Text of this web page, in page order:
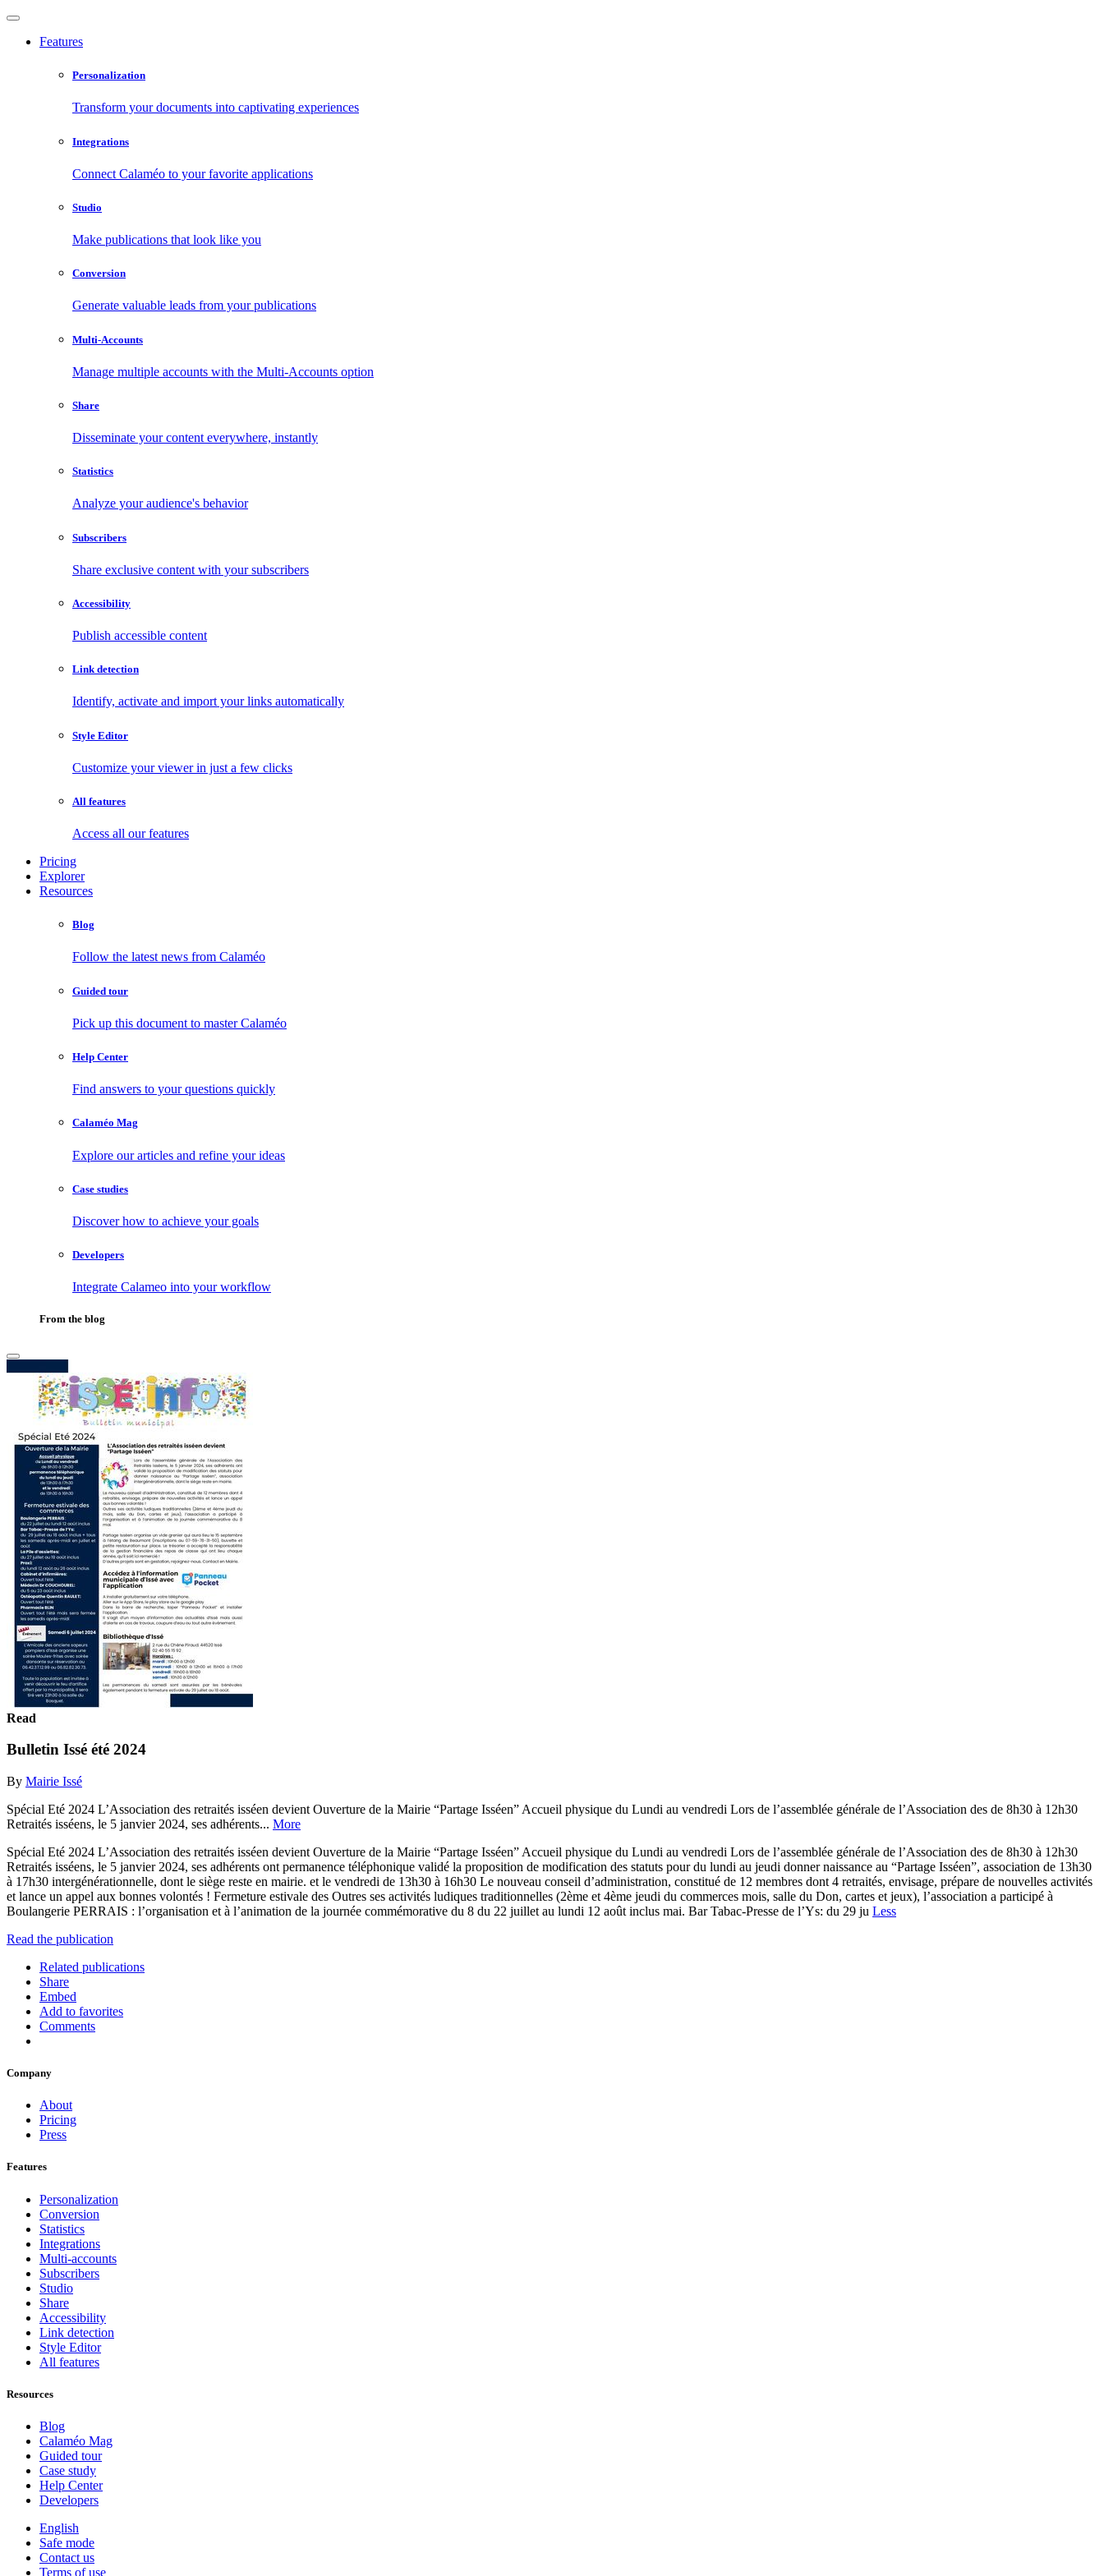
Features
Personalization
Transform your documents into captivating experiences
Integrations
Connect Calaméo to your favorite applications
Studio
Make publications that look like you
Conversion
Generate valuable leads from your publications
Multi-Accounts
Manage multiple accounts with the Multi-Accounts option
Share
Disseminate your content everywhere, instantly
Statistics
Analyze your audience's behavior
Subscribers
Share exclusive content with your subscribers
Accessibility
Publish accessible content
Link detection
Identify, activate and import your links automatically
Style Editor
Customize your viewer in just a few clicks
All features
Access all our features
Pricing
Explorer
Resources
Blog
Follow the latest news from Calaméo
Guided tour
Pick up this document to master Calaméo
Help Center
Find answers to your questions quickly
Calaméo Mag
Explore our articles and refine your ideas
Case studies
Discover how to achieve your goals
Developers
Integrate Calameo into your workflow
From the blog
Read
Bulletin Issé été 2024
By Mairie Issé
Spécial Eté 2024 L’Association des retraités isséen devient Ouverture de la Mairie “Partage Isséen” Accueil physique du Lundi au vendredi Lors de l’assemblée générale de l’Association des de 8h30 à 12h30
Retraités isséens, le 5 janvier 2024, ses adhérents... More
Spécial Eté 2024 L’Association des retraités isséen devient Ouverture de la Mairie “Partage Isséen” Accueil physique du Lundi au vendredi Lors de l’assemblée générale de l’Association des de 8h30 à 12h30
Retraités isséens, le 5 janvier 2024, ses adhérents ont permanence téléphonique validé la proposition de modification des statuts pour du lundi au jeudi donner naissance au “Partage Isséen”, association de 13h30
à 17h30 intergénérationnelle, dont le siège reste en mairie. et le vendredi de 13h30 à 16h30 Le nouveau conseil d’administration, constitué de 12 membres dont 4 retraités, envisage, prépare de nouvelles activités
et lance un appel aux bonnes volontés ! Fermeture estivale des Outres ses activités ludiques traditionnelles (2ème et 4ème jeudi du commerces mois, salle du Don, cartes et jeux), l’association a participé à
Boulangerie PERRAIS : l’organisation et à l’animation de la journée commémorative du 8 du 22 juillet au lundi 12 août inclus mai. Bar Tabac-Presse de l’Ys: du 29 ju Less
Read the publication
Related publications
Share
Embed
Add to favorites
Comments
Company
About
Pricing
Press
Features
Personalization
Conversion
Statistics
Integrations
Multi-accounts
Subscribers
Studio
Share
Accessibility
Link detection
Style Editor
All features
Resources
Blog
Calaméo Mag
Guided tour
Case study
Help Center
Developers
English
Safe mode
Contact us
Terms of use